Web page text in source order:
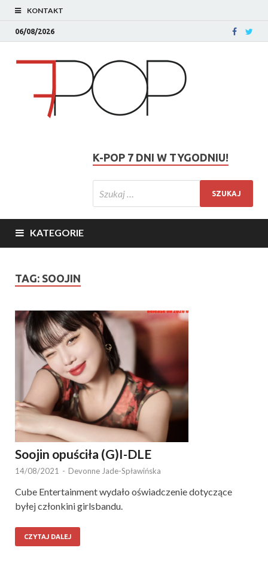
KONTAKT
06/08/2026
K-POP 7 DNI W TYGODNIU!
KATEGORIE
TAG: SOOJIN
Soojin opuściła (G)I-DLE
14/08/2021 - Devonne Jade-Spławińska
Cube Entertainment wydało oświadczenie dotyczące
byłej członkini girlsbandu.
CZYTAJ DALEJ